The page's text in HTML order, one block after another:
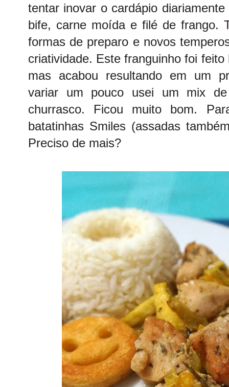
tentar inovar o cardápio
bife, carne moída e filé de frango.
formas de preparo e novos
criatividade. Este franguinho foi
mas acabou resultando em um
variar um pouco usei um mix
churrasco. Ficou muito bom.
batatinhas Smiles (assadas
Preciso de mais?